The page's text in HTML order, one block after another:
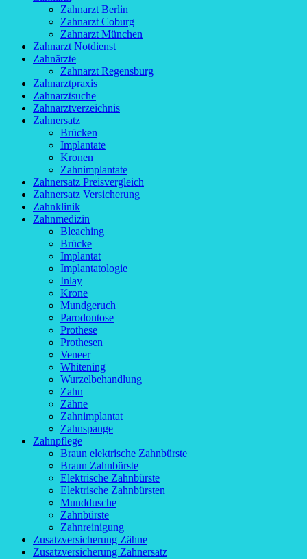
Zahnarzt Berlin
Zahnarzt Coburg
Zahnarzt München
Zahnarzt Notdienst
Zahnärzte
Zahnarzt Regensburg
Zahnarztpraxis
Zahnarztsuche
Zahnarztverzeichnis
Zahnersatz
Brücken
Implantate
Kronen
Zahnimplantate
Zahnersatz Preisvergleich
Zahnersatz Versicherung
Zahnklinik
Zahnmedizin
Bleaching
Brücke
Implantat
Implantatologie
Inlay
Krone
Mundgeruch
Parodontose
Prothese
Prothesen
Veneer
Whitening
Wurzelbehandlung
Zahn
Zähne
Zahnimplantat
Zahnspange
Zahnpflege
Braun elektrische Zahnbürste
Braun Zahnbürste
Elektrische Zahnbürste
Elektrische Zahnbürsten
Munddusche
Zahnbürste
Zahnreinigung
Zusatzversicherung Zähne
Zusatzversicherung Zahnersatz